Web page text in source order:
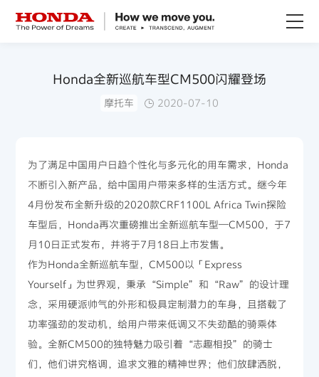
赛事运动
新闻资讯
Honda全新巡航车型CM500闪耀登场
摩托车 2020-07-10
为了满足中国用户日趋个性化与多元化的用车需求，Honda
不断引入新产品，给中国用户带来多样的生活方式。继今年
4月份发布全新升级的2020款CRF1100L Africa Twin探险
车型后，Honda再次重磅推出全新巡航车型—CM500，于7
月10日正式发布，并将于7月18日上市发售。
作为Honda全新巡航车型，CM500以「Express
Yourself」为世界观，秉承“Simple”和“Raw”的设计理
念，采用硬派帅气的外形和极具定制潜力的车身，且搭载了
功率强劲的发动机，给用户带来低调又不失劲酷的骑乘体
验。全新CM500的独特魅力吸引着“志趣相投”的骑士
们，他们讲究格调，追求文雅的精神世界；他们放肆洒脱，